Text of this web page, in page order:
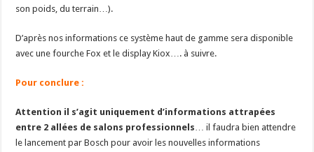
son poids, du terrain…).
D’après nos informations ce système haut de gamme sera disponible
avec une fourche Fox et le display Kiox…. à suivre.
Pour conclure :
Attention il s’agit uniquement d’informations attrapées
entre 2 allées de salons professionnels… il faudra bien attendre
le lancement par Bosch pour avoir les nouvelles informations